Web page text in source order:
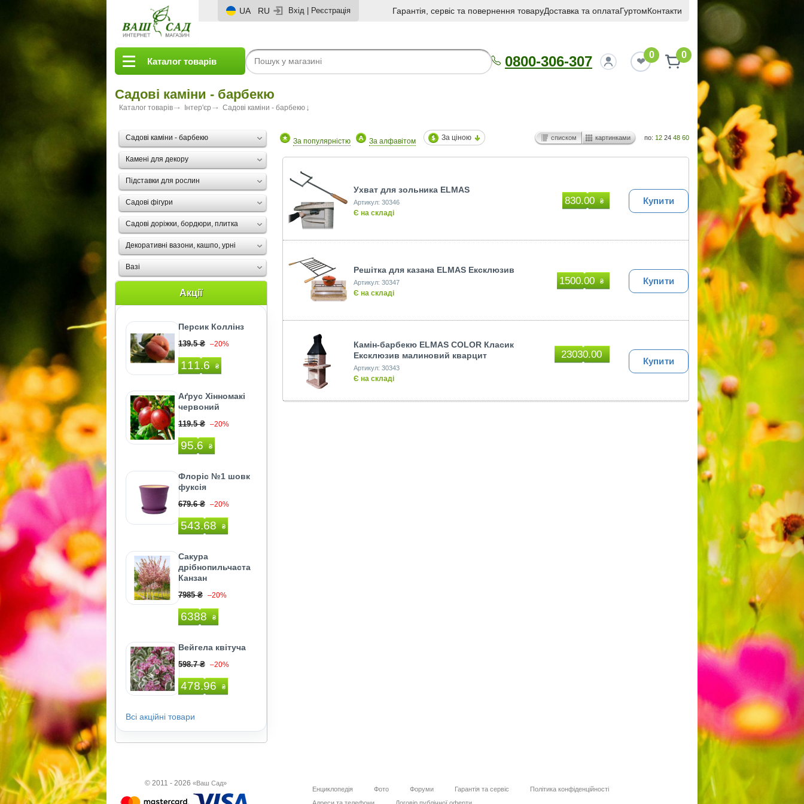
UA RU Вхід Реєстрація Гарантія, сервіс та повернення товаруДоставка та оплатаГуртомКонтакти
Каталог товарів 0800-306-307 0 0
Садові каміни - барбекю
Каталог товарів Інтер'єр Садові каміни - барбекю
Садові каміни - барбекю
Камені для декору
Підставки для рослин
Садові фігури
Садові доріжки, бордюри, плитка
Декоративні вазони, кашпо, урні
Вазі
Акції
Персик Коллінз
139.5 ₴ –20%
111.6 ₴
Аґрус Хінномакі
червоний
119.5 ₴ –20%
95.6 ₴
Флоріс №1 шовк
фуксія
679.6 ₴ –20%
543.68 ₴
Сакура
дрібнопильчаста
Канзан
7985 ₴ –20%
6388 ₴
Вейгела квітуча
598.7 ₴ –20%
478.96 ₴
Всі акційні товари
За популярністю За алфавітом За ціною по: 12 24 48 60
списком картинками
Ухват для зольника ELMAS
Артикул: 30346
Є на складі
830.00 ₴ Купити
Решітка для казана ELMAS Ексклюзив
Артикул: 30347
Є на складі
1500.00 ₴ Купити
Камін-барбекю ELMAS COLOR Класик
Ексклюзив малиновий кварцит
Артикул: 30343
Є на складі
23030.00
Купити
© 2011 - 2026 «Ваш Сад»
Енциклопедія
Фото Форуми Гарантія та сервіс
Політика конфіденційності